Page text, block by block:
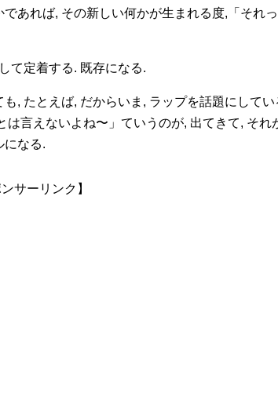
あれば, その新しい何かが生まれる度,「それ
て定着する. 既存になる.
, たとえば, だからいま, ラップを話題にしてい
言えないよね〜」ていうのが, 出てきて, それ
になる.
ンサーリンク】